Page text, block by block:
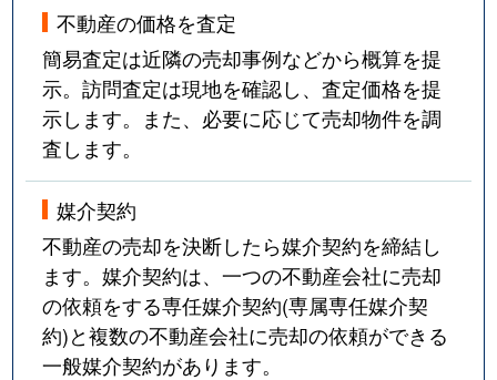
不動産の価格を査定
簡易査定は近隣の売却事例などから概算を提
示。訪問査定は現地を確認し、査定価格を提
示します。また、必要に応じて売却物件を調
査します。
媒介契約
不動産の売却を決断したら媒介契約を締結し
ます。媒介契約は、一つの不動産会社に売却
の依頼をする専任媒介契約(専属専任媒介契
約)と複数の不動産会社に売却の依頼ができる
一般媒介契約があります。